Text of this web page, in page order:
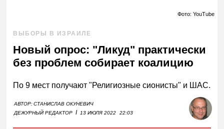
Фото: YouTube
ВЫБОРЫ В ИЗРАИЛЕ
Новый опрос: "Ликуд" практически
без проблем собирает коалицию
По 9 мест получают "Религиозные сионисты" и ШАС.
АВТОР:СТАНИСЛАВ ОКУНЕВИЧ
ДЕЖУРНЫЙ РЕДАКТОР I 13 ИЮЛЯ 2022 22:03